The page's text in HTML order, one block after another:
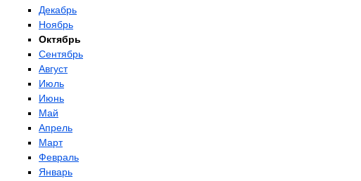
Декабрь
Ноябрь
Октябрь
Сентябрь
Август
Июль
Июнь
Май
Апрель
Март
Февраль
Январь